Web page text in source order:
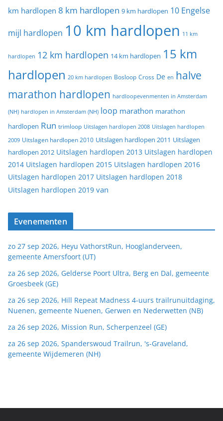
km hardlopen 8 km hardlopen 9 km hardlopen 10 Engelse
mijl hardlopen 10 km hardlopen 11 km
hardlopen 12 km hardlopen 14 km hardlopen 15 km
hardlopen 20 km hardlopen Bosloop Cross De en halve
marathon hardlopen hardloopevenmenten in Amsterdam
(NH) hardlopen in Amsterdam (NH) loop marathon marathon
hardlopen Run trimloop Uitslagen hardlopen 2008 Uitslagen hardlopen
2009 Uitslagen hardlopen 2010 Uitslagen hardlopen 2011 Uitslagen
hardlopen 2012 Uitslagen hardlopen 2013 Uitslagen hardlopen
2014 Uitslagen hardlopen 2015 Uitslagen hardlopen 2016
Uitslagen hardlopen 2017 Uitslagen hardlopen 2018
Uitslagen hardlopen 2019 van
Evenementen
zo 27 sep 2026, Heyu VathorstRun, Hooglanderveen,
gemeente Amersfoort (UT)
za 26 sep 2026, Gelderse Poort Ultra, Berg en Dal, gemeente
Groesbeek (GE)
za 26 sep 2026, Hill Repeat Madness 4-uurs trailrunuitdaging,
Nuenen, gemeente Nuenen, Gerwen en Nederwetten (NB)
za 26 sep 2026, Mission Run, Scherpenzeel (GE)
za 26 sep 2026, Spanderswoud Trailrun, 's-Graveland,
gemeente Wijdemeren (NH)